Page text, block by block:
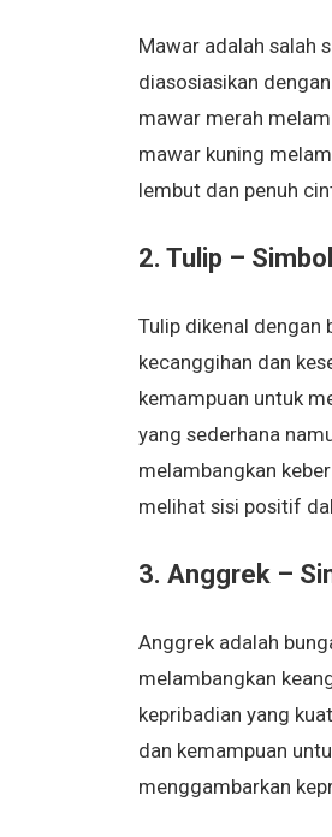
Mawar adalah salah
diasosiasikan
mawar merah
mawar kuning
lembut dan penuh
2. Tulip –
Tulip dikenal dengan
kecanggihan dan
kemampuan untuk
yang sederhana
melambangkan
melihat sisi positif
3. Anggrek –
Anggrek adalah
melambangkan
kepribadian yang
dan kemampuan
menggambarkan